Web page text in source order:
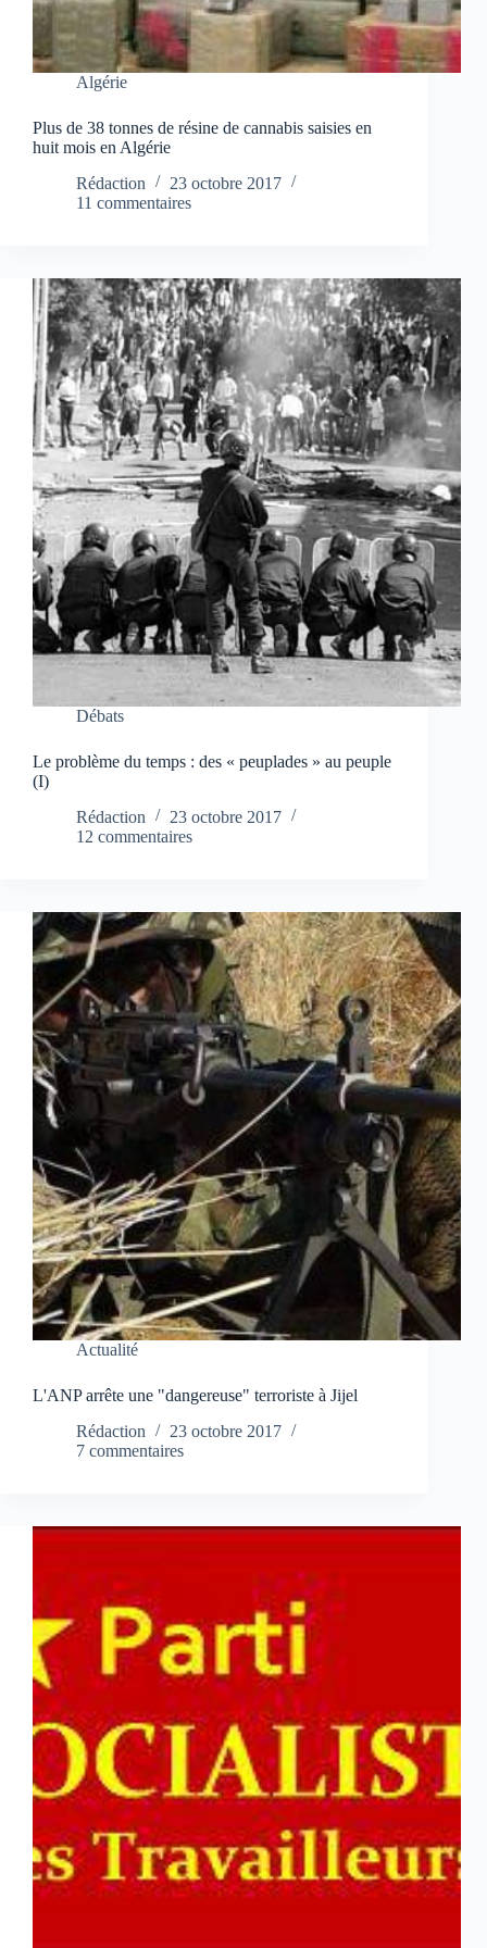
Algérie
Plus de 38 tonnes de résine de cannabis saisies en
huit mois en Algérie
Rédaction
23 octobre 2017
11 commentaires
Débats
Le problème du temps : des « peuplades » au peuple
(I)
Rédaction
23 octobre 2017
12 commentaires
Actualité
L'ANP arrête une "dangereuse" terroriste à Jijel
Rédaction
23 octobre 2017
7 commentaires